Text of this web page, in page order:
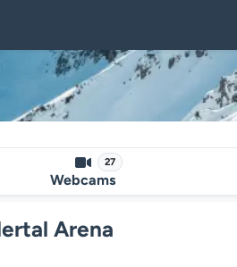
27
Webcams
Arena